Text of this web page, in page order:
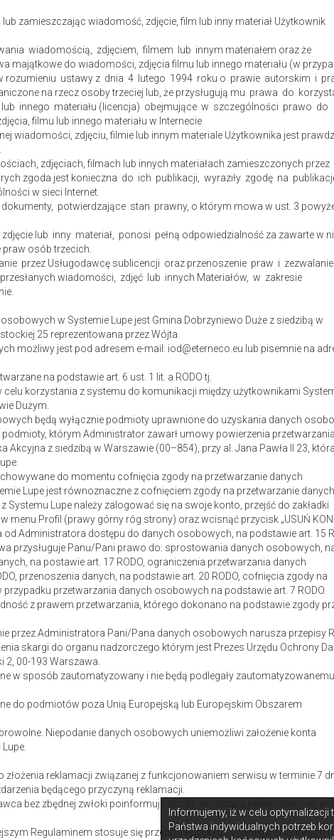
Informujemy, iż w celu
Państwa indywidualnych potrzeb
zamieszczając wiadomość, zdjęcie, film lub inny materiał Użytkownik
wiadomością, zdjęciem, filmem lub innym materiałem oraz że
majątkowe do wiadomości, zdjęcia filmu lub innego materiału (w
rozumieniu ustawy z dnia 4 lutego 1994 roku o prawie autorskim i
na rzecz osoby trzeciej lub, że przysługują mu prawa do
innego materiału (licencja) obejmujące w szczególności prawo do
filmu lub innego materiału w Internecie
wiadomości, zdjęciu, filmie lub innym materiale Użytkownika jest
zdjęciach, filmach lub innych materiałach zamieszczonych przez
zgoda jest konieczna do ich publikacji, wyraziły zgodę na
w sieci Internet.
potwierdzające stan prawny, o którym mowa w ust. 3
lub inny materiał, ponosi pełną odpowiedzialność za zawarte w
osób trzecich.
przez Usługodawcę sublicencji oraz przenoszenie praw i zezwalanie
wiadomości, zdjęć lub innych Materiałów, w zakresie
w Systemie Lupe jest Gmina Dobrzyniewo Duże z siedzibą w
25 reprezentowana przez Wójta.
możliwy jest pod adresem e-mail: iod@eterneco.eu lub pisemnie na
na podstawie art. 6 ust. 1 lit. a RODO tj.
celu korzystania z systemu do komunikacji między użytkownikami
Dużym.
będą wyłącznie podmioty uprawnione do uzyskania danych
którym Administrator zawarł umowy powierzenia przetwarzania
Akcyjna z siedzibą w Warszawie (00–854), przy al. Jana Pawła II 23, która
do momentu cofnięcia zgody na przetwarzanie danych
Lupe jest równoznaczne z cofnięciem zgody na przetwarzanie danych
Systemu Lupe należy zalogować się na swoje konto, przejść do zakładki
menu Profil (prawy górny róg strony) oraz wcisnąć przycisk „USUŃ
Administratora dostępu do danych osobowych, na podstawie art. 15
przysługuje Panu/Pani prawo do: sprostowania danych osobowych,
na postawie art. 17 RODO, ograniczenia przetwarzania danych
przenoszenia danych, na podstawie art. 20 RODO, cofnięcia zgody na
przetwarzania danych osobowych na podstawie art. 7 RODO.
z prawem przetwarzania, którego dokonano na podstawie zgody
przez Administratora Pani/Pana danych osobowych narusza przepisy
skargi do organu nadzorczego którym jest Prezes Urzędu Ochrony
2, 00-193 Warszawa.
w sposób zautomatyzowany i nie będą podlegały zautomatyzowanemu
do podmiotów poza Unią Europejską lub Europejskim Obszarem
Niepodanie danych osobowych uniemożliwi założenie konta
złożenia reklamacji związanej z funkcjonowaniem serwisu w terminie 7
będącego przyczyną reklamacji.
bez zbędnej zwłoki poinformuje osobę wnoszącą reklamacje o jej
Regulaminem stosuje się przepisy kodeksu cywilnego oraz innych